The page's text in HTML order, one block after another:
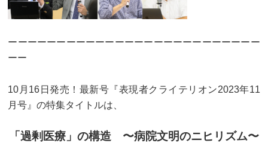
ーーーーーーーーーーーーーーーーーーーーーーーーーー
ーー
10月16日発売！最新号『表現者クライテリオン2023年11
月号』の特集タイトルは、
「過剰医療」の構造 〜病院文明のニヒリズム〜